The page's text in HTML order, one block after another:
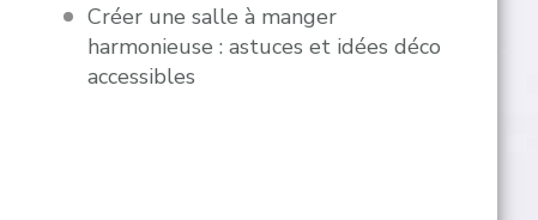
Créer une salle à manger
harmonieuse : astuces et idées déco
accessibles